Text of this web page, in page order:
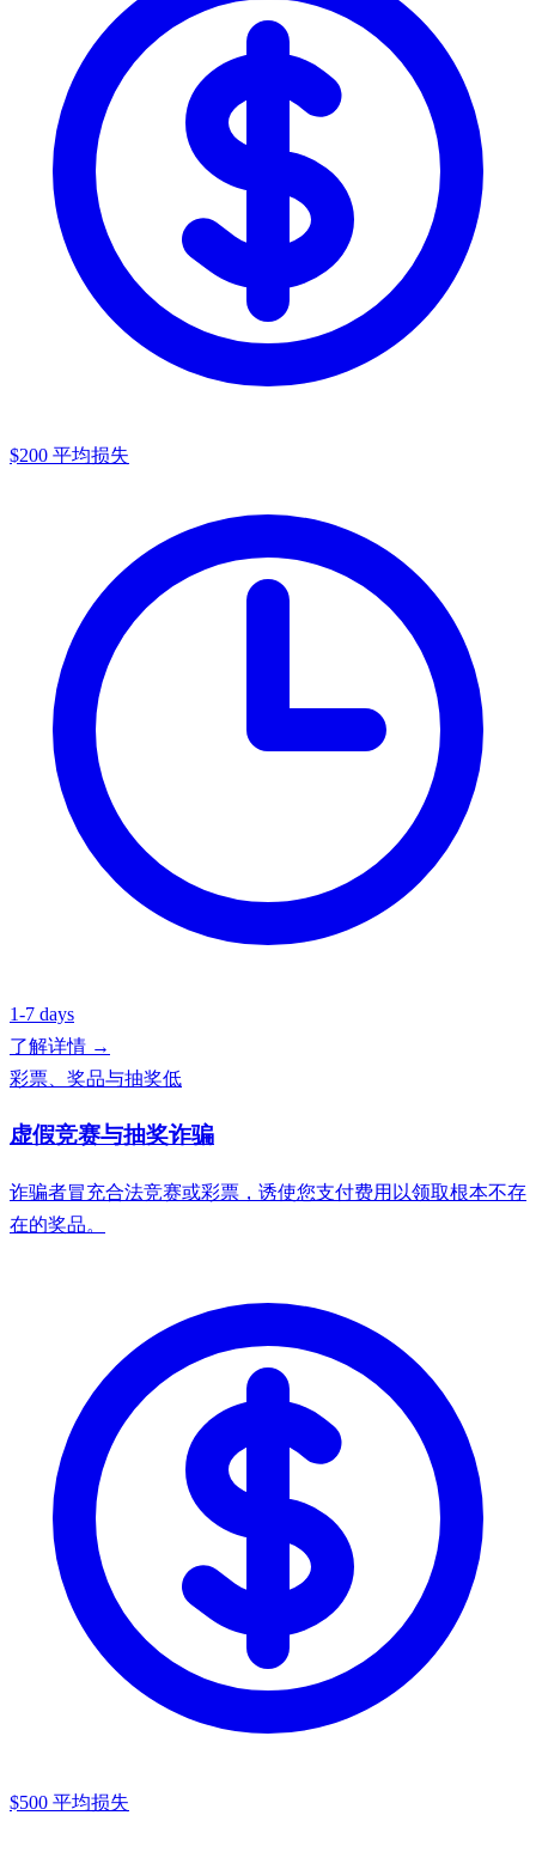
$200 平均损失
1-7 days
了解详情 →
彩票、奖品与抽奖低
虚假竞赛与抽奖诈骗
诈骗者冒充合法竞赛或彩票，诱使您支付费用以领取根本不存
在的奖品。
$500 平均损失